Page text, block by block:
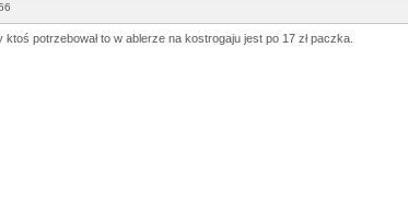
ktoś potrzebował to w ablerze na kostrogaju jest po 17 zł paczka.